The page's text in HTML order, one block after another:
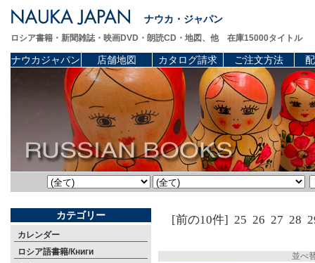
ナウカ・ジャパン
ロシア書籍・新聞雑誌・映画DVD・朗読CD・地図、他 在庫15000タイトル
ナウカジャパン 店舗地図 カタログ請求 ご注文方法
カテゴリー
カレンダー
ロシア語書籍/Книги
[前の10件] 25 26 27 28
並べ